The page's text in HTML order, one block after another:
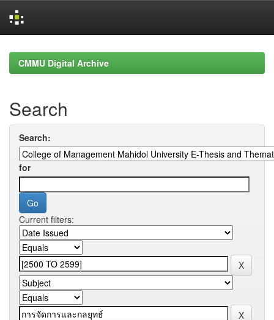
navigationCMMU Digital Archive
Search
Search:
for
Current filters: